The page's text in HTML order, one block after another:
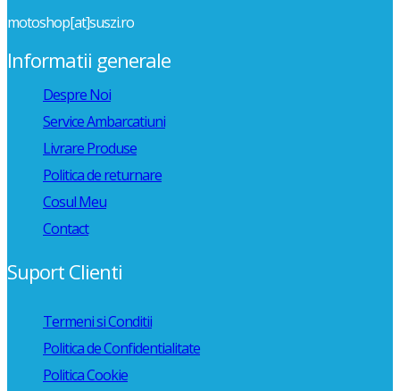
motoshop[at]suszi.ro
Informatii generale
Despre Noi
Service Ambarcatiuni
Livrare Produse
Politica de returnare
Cosul Meu
Contact
Suport Clienti
Termeni si Conditii
Politica de Confidentialitate
Politica Cookie